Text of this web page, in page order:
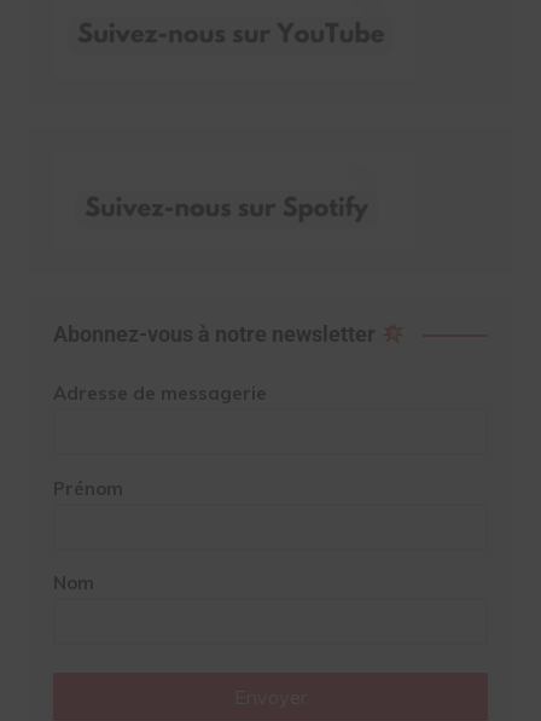
Abonnez-vous à notre newsletter
Adresse de messagerie
Prénom
Nom